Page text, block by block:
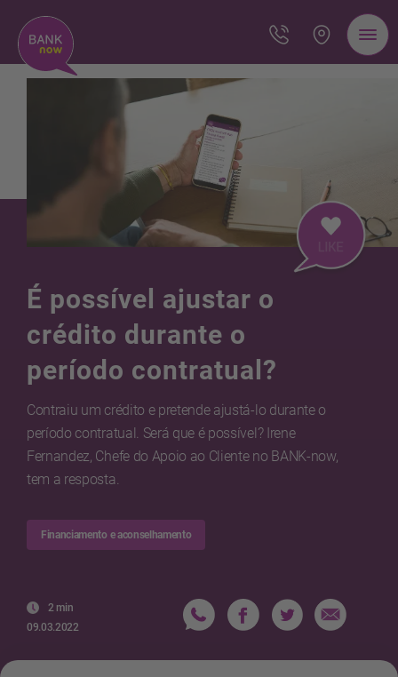
É possível ajustar o
crédito durante o
período contratual?
Contraiu um crédito e pretende ajustá-lo durante o
período contratual. Será que é possível? Irene
Fernandez, Chefe do Apoio ao Cliente no BANK-now,
tem a resposta.
Financiamento e aconselhamento
2 min
09.03.2022